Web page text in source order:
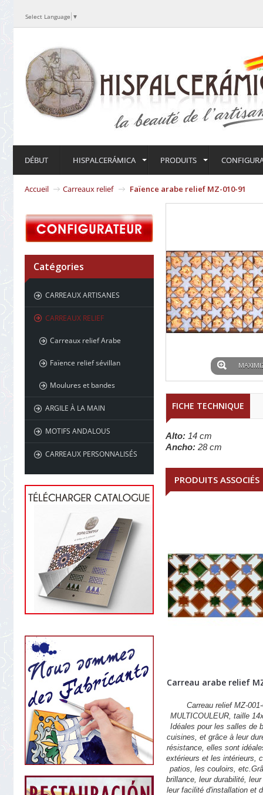
Select Language ▼
DÉBUT HISPALCERÁMICA PRODUITS
Accueil Carreaux relief Faïence arabe relief MZ-010-91
Catégories
CARREAUX ARTISANES
CARREAUX RELIEF
Carreaux relief Arabe
Faïence relief sévillan
Moulures et bandes
ARGILE À LA MAIN
MOTIFS ANDALOUS
CARREAUX PERSONNALISÉS
FICHE TECHNIQUE
Alto: 14 cm
Ancho: 28 cm
PRODUITS ASSOCIÉS
Carreau arabe relief
Carreau relief MZ-
MULTICOULEUR, taille
Idéales pour les salles de
cuisines, et grâce à leur
résistance, elles sont
extérieurs et les intérieurs,
patios, les couloirs,
brillance, leur durabilité,
leur facilité d'installation et